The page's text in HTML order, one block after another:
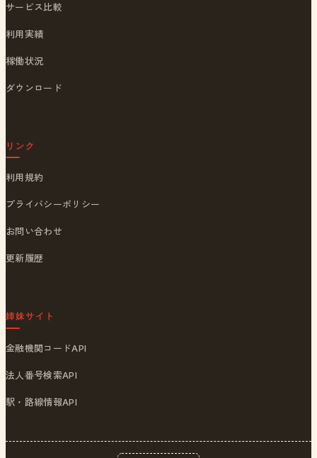
サービス比較
利用実績
稼働状況
ダウンロード
リンク
利用規約
プライバシーポリシー
お問い合わせ
更新履歴
姉妹サイト
金融機関コードAPI
法人番号検索API
駅・路線情報API